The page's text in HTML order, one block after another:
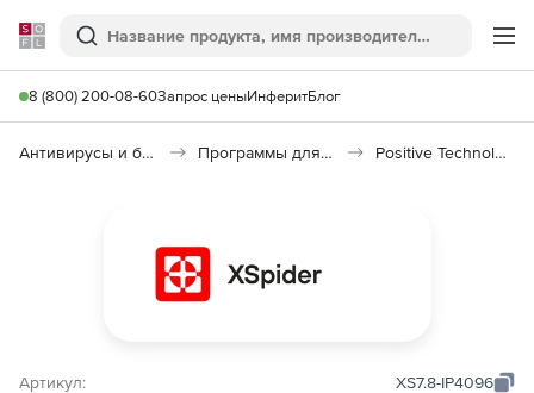
Softline
Поиск
8 (800) 200-08-60Запрос ценыИнферитБлог
Антивирусы и безопасность Программы для защиты информации Positive Technologies XSpider
Артикул: XS7.8-IP4096